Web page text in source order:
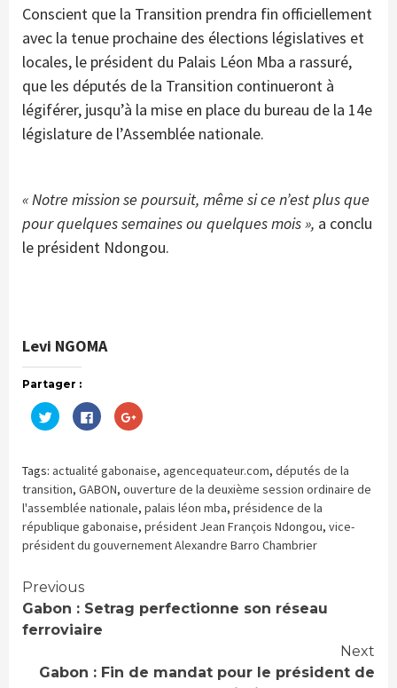
Conscient que la Transition prendra fin officiellement
avec la tenue prochaine des élections législatives et
locales, le président du Palais Léon Mba a rassuré,
que les députés de la Transition continueront à
légiférer, jusqu’à la mise en place du bureau de la 14e
législature de l’Assemblée nationale.
« Notre mission se poursuit, même si ce n’est plus que
pour quelques semaines ou quelques mois », a conclu
le président Ndongou.
Levi NGOMA
Partager :
Cliquez
pour
partager
dans
une
nouvelle
fenêtre)
Cliquez
pour
partager
dans
une
nouvelle
fenêtre)
Cliquez
pour
(ouvre
dans
une
nouvelle
fenêtre)
Tags: actualité gabonaise, agencequateur.com, députés de la
transition, GABON, ouverture de la deuxième session ordinaire de
l'assemblée nationale, palais léon mba, présidence de la
république gabonaise, président Jean François Ndongou, vice-
président du gouvernement Alexandre Barro Chambrier
Continue
Reading
Previous
Gabon : Setrag perfectionne son réseau
ferroviaire
Next
Gabon : Fin de mandat pour le président de